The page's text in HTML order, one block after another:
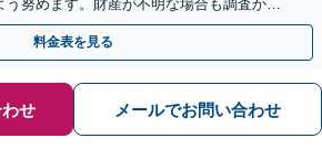
努めます。財産が不明な場合も調査から
料金表を見る
せ メールでお問い合わせ